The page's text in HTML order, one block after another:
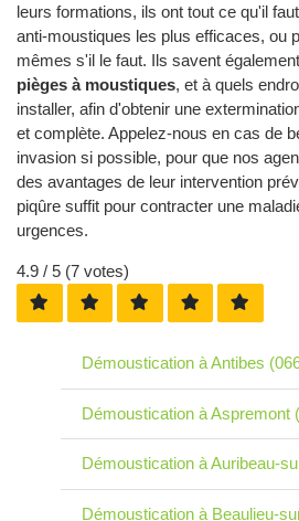
leurs formations, ils ont tout ce qu'il
anti-moustiques les plus efficaces, ou
mêmes s'il le faut. Ils savent
pièges à moustiques, et à quels
installer, afin d'obtenir une
et complète. Appelez-nous en cas de
invasion si possible, pour que nos
des avantages de leur intervention
piqûre suffit pour contracter une
urgences.
4.9 / 5 (7 votes)
Démoustication à Antibes
Démoustication à Aspremont
Démoustication à Auribeau-
Démoustication à Beaulieu-